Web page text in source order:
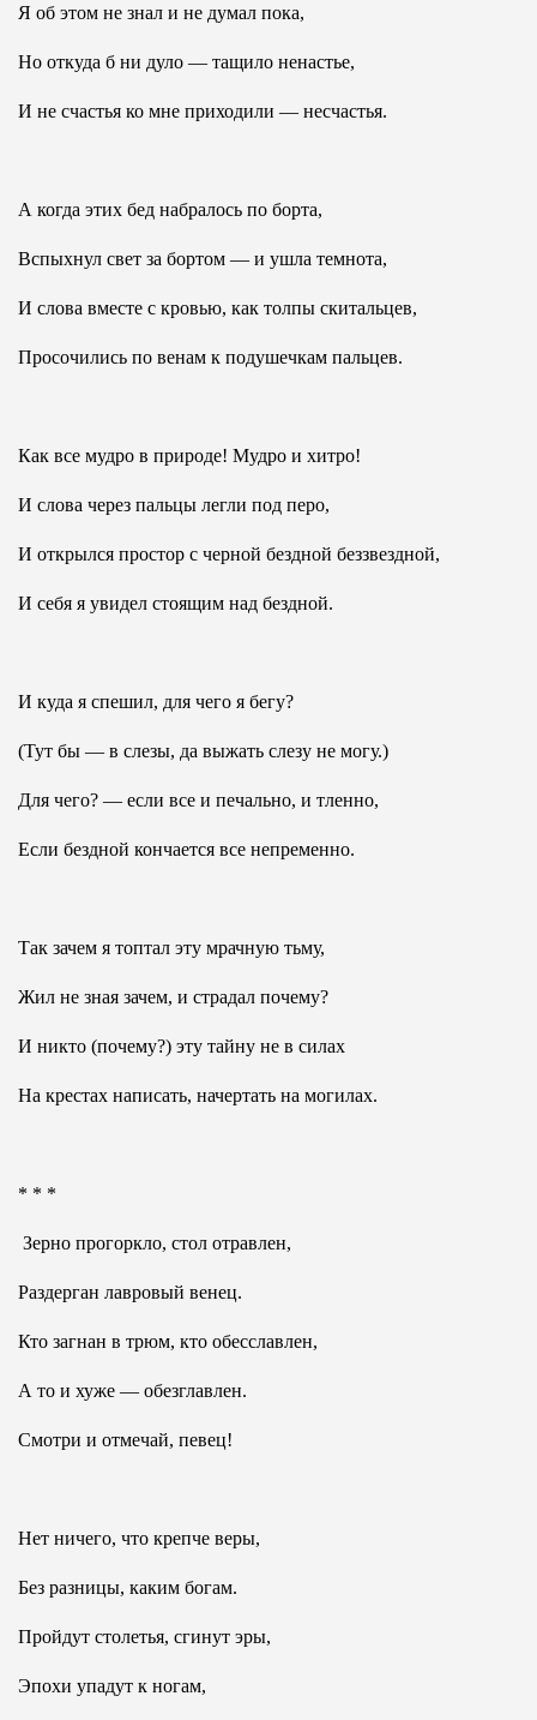
Я об этом не знал и не думал пока,
Но откуда б ни дуло — тащило ненастье,
И не счастья ко мне приходили — несчастья.
А когда этих бед набралось по борта,
Вспыхнул свет за бортом — и ушла темнота,
И слова вместе с кровью, как толпы скитальцев,
Просочились по венам к подушечкам пальцев.
Как все мудро в природе! Мудро и хитро!
И слова через пальцы легли под перо,
И открылся простор с черной бездной беззвездной,
И себя я увидел стоящим над бездной.
И куда я спешил, для чего я бегу?
(Тут бы — в слезы, да выжать слезу не могу.)
Для чего? — если все и печально, и тленно,
Если бездной кончается все непременно.
Так зачем я топтал эту мрачную тьму,
Жил не зная зачем, и страдал почему?
И никто (почему?) эту тайну не в силах
На крестах написать, начертать на могилах.
* * *
Зерно прогоркло, стол отравлен,
Раздерган лавровый венец.
Кто загнан в трюм, кто обесславлен,
А то и хуже — обезглавлен.
Смотри и отмечай, певец!
Нет ничего, что крепче веры,
Без разницы, каким богам.
Пройдут столетья, сгинут эры,
Эпохи упадут к ногам,